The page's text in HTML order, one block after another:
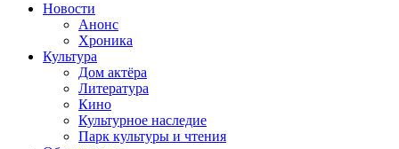
Новости
Анонс
Хроника
Культура
Дом актёра
Литература
Кино
Культурное наследие
Парк культуры и чтения